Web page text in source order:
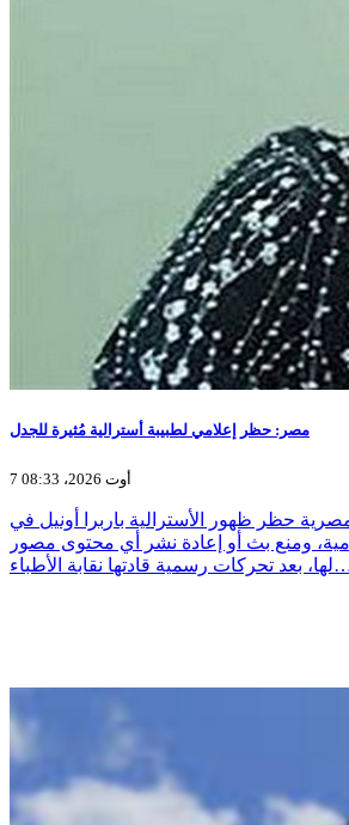
مصر: حظر إعلامي لطبيبة أسترالية مُثيرة للجدل
7 أوت 2026، 08:33
حظر ظهور الأسترالية باربرا أونيل في
ومنع بث أو إعادة نشر أي محتوى مصور
رسمية قادتها نقابة الأطباء…